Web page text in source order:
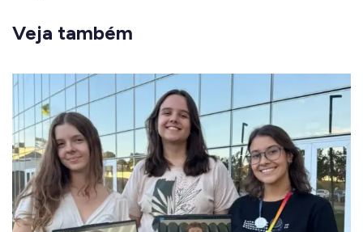
Veja também